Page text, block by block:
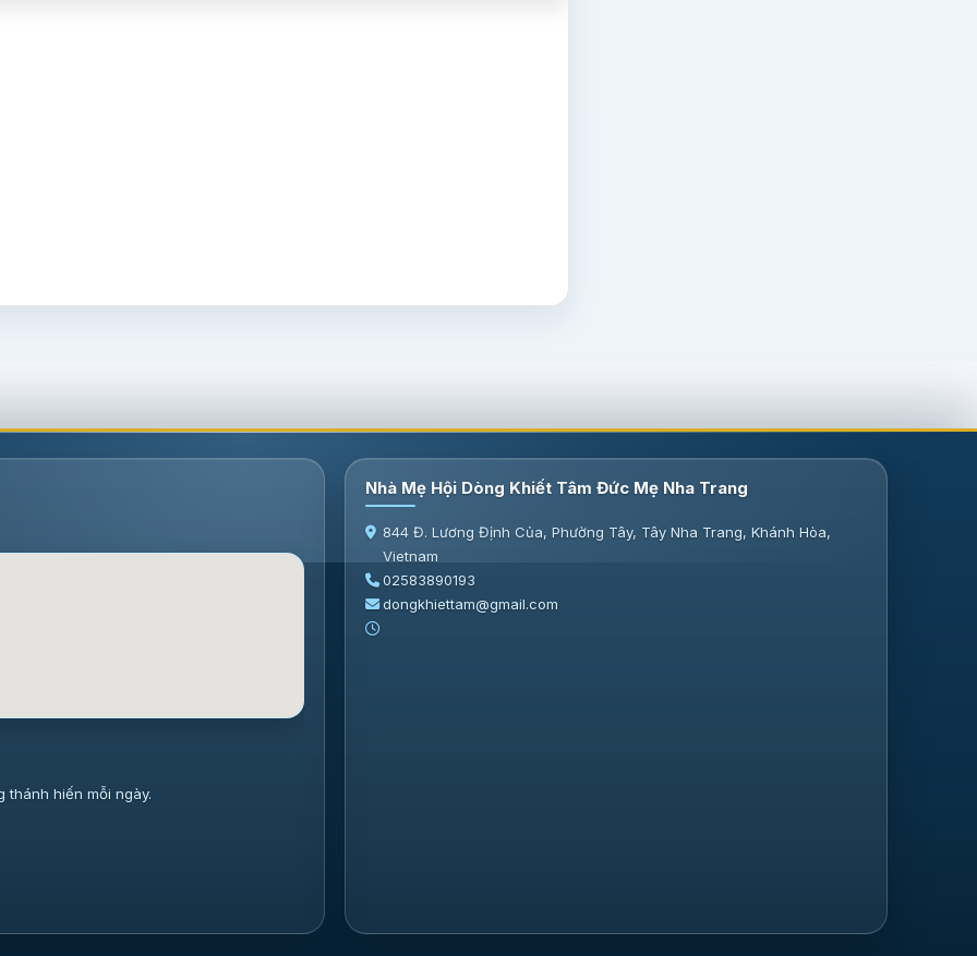
thánh hiến mỗi ngày.
Nhà Mẹ Hội Dòng Khiết Tâm Đức Mẹ Nha Trang
844 Đ. Lương Định Của, Phường Tây, Tây Nha Trang, Khánh Hòa,
Vietnam
02583890193
dongkhiettam@gmail.com